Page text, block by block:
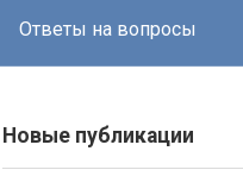
Ответы на вопросы
Новые публикации